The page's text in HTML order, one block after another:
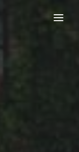
pytania